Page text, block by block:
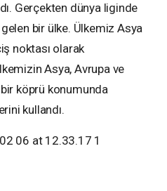
Gerçekten dünya liginde
bir ülke. Ülkemiz Asya
noktası olarak
Asya, Avrupa ve
köprü konumunda
kullandı.